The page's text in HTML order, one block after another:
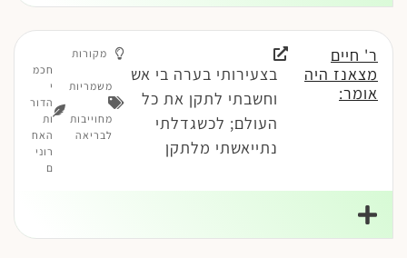
ר' חיים
מצאנז היה
אומר:
בצעירותי בערה בי אש
וחשבתי לתקן את כל
העולם; לכשגדלתי
נתייאשתי מלתקן
מקורות
משמריות
-
מחוייבות
לבריאה
חכמ
י
הדור
ות
האח
רוני
ם